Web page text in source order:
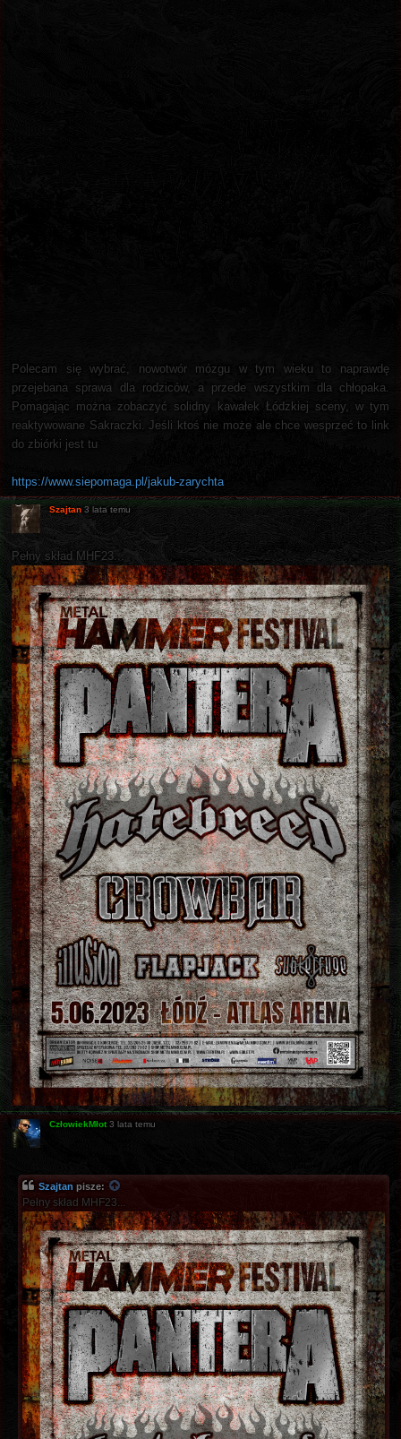
Polecam się wybrać, nowotwór mózgu w tym wieku to naprawdę
przejebana sprawa dla rodziców, a przede wszystkim dla chłopaka.
Pomagając można zobaczyć solidny kawałek Łódzkiej sceny, w tym
reaktywowane Sakraczki. Jeśli ktoś nie może ale chce wesprzeć to link
do zbiórki jest tu
https://www.siepomaga.pl/jakub-zarychta
Szajtan 3 lata temu
Pełny skład MHF23...
CzłowiekMłot 3 lata temu
Szajtan pisze:
Pełny skład MHF23...